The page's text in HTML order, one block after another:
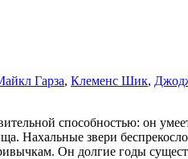
Гарза, Клеменс Шик,
способностью: он
Нахальные звери
Он долгие годы